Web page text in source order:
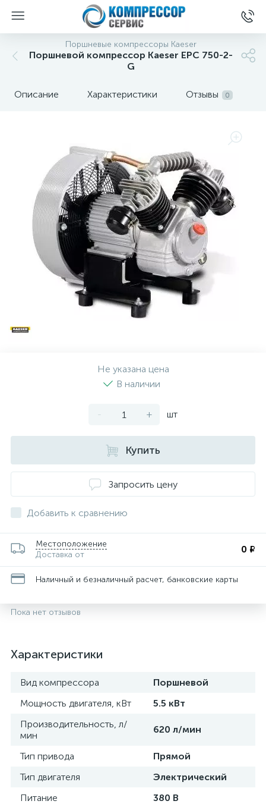
Поршневые компрессоры Kaeser
Поршневой компрессор Kaeser EPC 750-2-
G
Описание Характеристики Отзывы 0
Не указана цена
В наличии
- + шт
Купить
Запросить цену
Добавить к сравнению
Местоположение
Доставка от
0 ₽
Наличный и безналичный расчет, банковские карты
Пока нет отзывов
Характеристики
Вид компрессора
Поршневой
Мощность двигателя, кВт
5.5 кВт
Производительность, л/
мин
620 л/мин
Тип привода
Прямой
Тип двигателя
Электрический
Питание
380 В